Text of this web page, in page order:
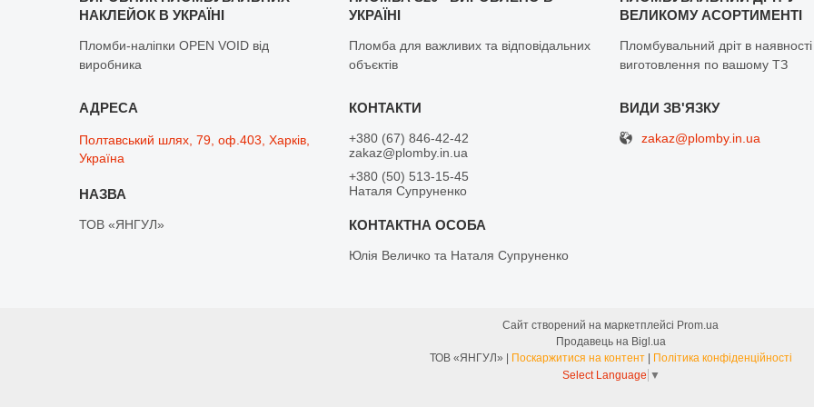
НАКЛЕЙОК В УКРАЇНІ
Пломби-наліпки OPEN VOID від
виробника
УКРАЇНІ
Пломба для важливих та відповідальних
объєктів
ВЕЛИКОМУ АСОРТИМЕНТІ
Пломбувальний дріт в наявності
виготовлення по вашому ТЗ
Полтавський шлях, 79, оф.403, Харків,
Україна
ТОВ «ЯНГУЛ»
+380 (67) 846-42-42
zakaz@plomby.in.ua
+380 (50) 513-15-45
Наталя Супруненко
Юлія Величко та Наталя Супруненко
zakaz@plomby.in.ua
Сайт створений на маркетплейсі Prom.ua
Продавець на Bigl.ua
Поскаржитися на контент
Політика конфіденційності
Select Language ▼